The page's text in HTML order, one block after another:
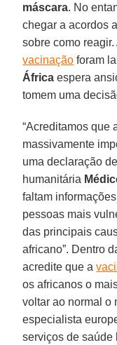
máscara. No
chegar a acordos
sobre como
vacinação foram
África espera
tomem uma
“Acreditamos que
massivamente
uma declaração
humanitária
faltam
pessoas mais
das principais
africano”. Dentro
acredite que a
os africanos o
voltar ao normal o
especialista
serviços de saúde